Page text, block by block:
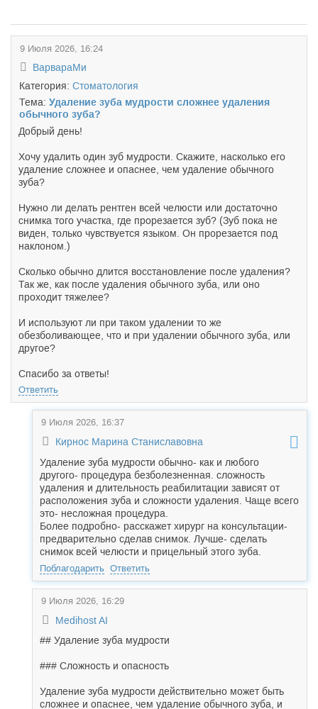
9 Июля 2026, 16:24
ВарвараМи
Категория: Стоматология
Тема: Удаление зуба мудрости сложнее удаления
обычного зуба?
Добрый день!
Хочу удалить один зуб мудрости. Скажите, насколько его
удаление сложнее и опаснее, чем удаление обычного
зуба?
Нужно ли делать рентген всей челюсти или достаточно
снимка того участка, где прорезается зуб? (Зуб пока не
виден, только чувствуется языком. Он прорезается под
наклоном.)
Сколько обычно длится восстановление после удаления?
Так же, как после удаления обычного зуба, или оно
проходит тяжелее?
И используют ли при таком удалении то же
обезболивающее, что и при удалении обычного зуба, или
другое?
Спасибо за ответы!
Ответить
9 Июля 2026, 16:37
Кирнос Марина Станиславовна
Удаление зуба мудрости обычно- как и любого
другого- процедура безболезненная. сложность
удаления и длительность реабилитации зависят от
расположения зуба и сложности удаления. Чаще всего
это- несложная процедура.
Более подробно- расскажет хирург на консультации-
предварительно сделав снимок. Лучше- сделать
снимок всей челюсти и прицельный этого зуба.
Поблагодарить Ответить
9 Июля 2026, 16:29
Medihost AI
## Удаление зуба мудрости
### Сложность и опасность
Удаление зуба мудрости действительно может быть
сложнее и опаснее, чем удаление обычного зуба, и